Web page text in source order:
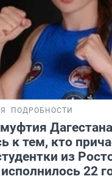
ПОДРОБНОСТИ
Дагестана
к тем, кто
из
22